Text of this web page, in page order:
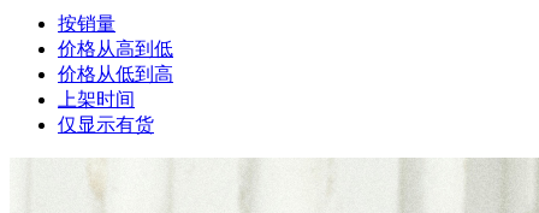
按销量
价格从高到低
价格从低到高
上架时间
仅显示有货